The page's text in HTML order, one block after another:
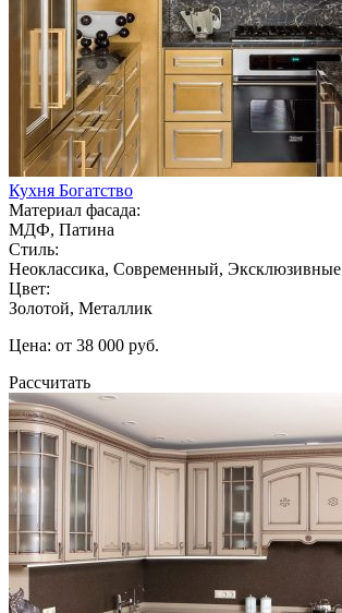
Кухня Богатство
Материал фасада:
МДФ, Патина
Стиль:
Неоклассика, Современный, Эксклюзивные
Цвет:
Золотой, Металлик
Цена: от 38 000 руб.
Рассчитать